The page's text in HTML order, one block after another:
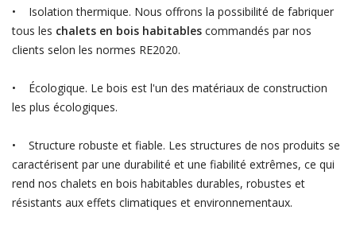
• Isolation thermique. Nous offrons la possibilité de fabriquer
tous les chalets en bois habitablescommandés par nos
clients selon les normes RE2020.
• Écologique. Le bois est l'un des matériaux de construction
les plus écologiques.
• Structure robuste et fiable. Les structures de nos produits se
caractérisent par une durabilité et une fiabilité extrêmes, ce qui
rend nos chalets en bois habitables durables, robustes et
résistants aux effets climatiques et environnementaux.